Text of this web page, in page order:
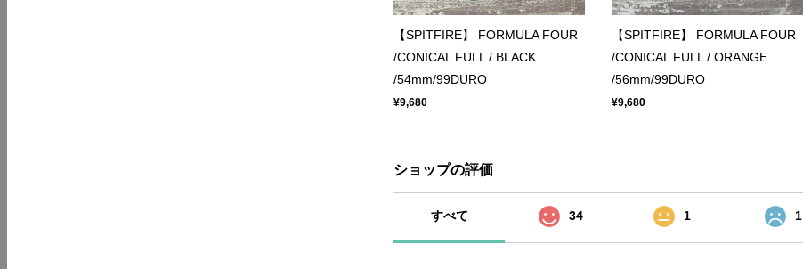
【SPITFIRE】 FORMULA FOUR
/CONICAL FULL / BLACK
/54mm/99DURO
¥9,680
【SPITFIRE】 FORMULA FOUR
/CONICAL FULL / ORANGE
/56mm/99DURO
¥9,680
ショップの評価
すべて 34 1 1